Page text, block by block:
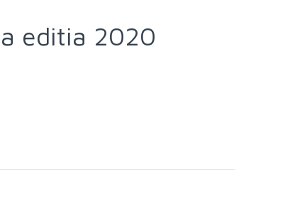
editia 2020